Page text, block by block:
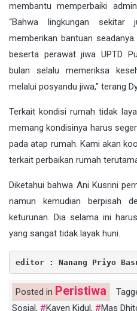
membantu memperbaiki
“Bahwa lingkungan sekitar
memberikan bantuan
beserta perawat jiwa UPTD
bulan selalu memeriksa
melalui posyandu jiwa,” terang
Terkait kondisi rumah tidak
memang kondisinya harus
pada atap rumah. Kami akan
terkait perbaikan rumah
Diketahui bahwa Ani Kusrini
namun kemudian berpisah
keturunan. Dia selama ini
yang sangat tidak layak huni.
editor : Nanang Priyo
Posted in Peristiwa
Sosial, Kayen Kidul , Mas